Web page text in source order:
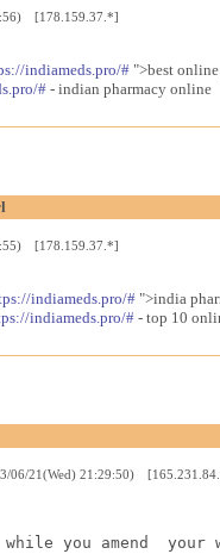
[178.159.37.*]
indiameds.pro/#">best online
#- indian pharmacy online
[178.159.37.*]
indiameds.pro/#">india
indiameds.pro/#- top 10
06/21(Wed) 21:29:50)
you amend